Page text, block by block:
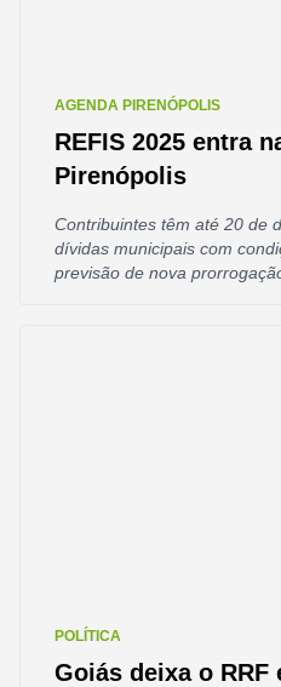
AGENDA PIRENÓPOLIS
REFIS 2025 entra
Pirenópolis
Contribuintes têm até 20 de
dívidas municipais com
previsão de nova
POLÍTICA
Goiás deixa o RRF